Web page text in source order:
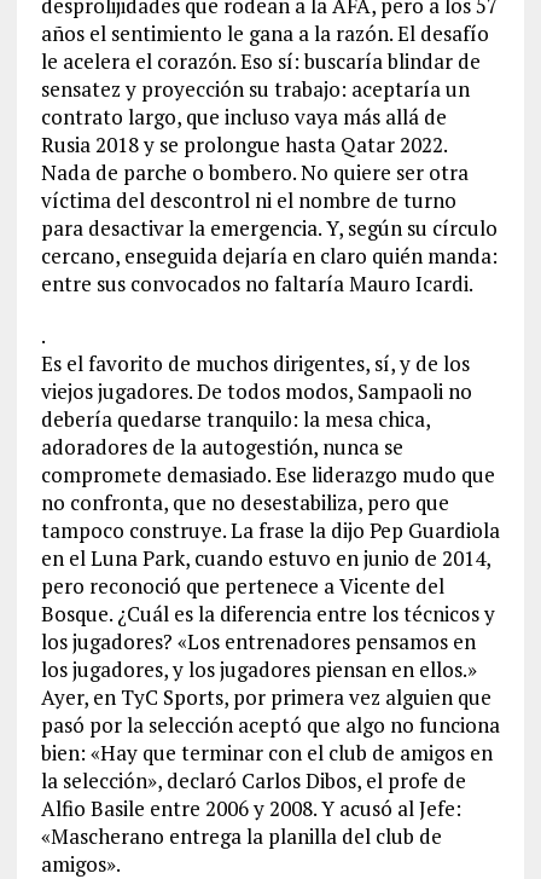
años el sentimiento le gana a la razón. El desafío
le acelera el corazón. Eso sí: buscaría blindar de
sensatez y proyección su trabajo: aceptaría un
contrato largo, que incluso vaya más allá de
Rusia 2018 y se prolongue hasta Qatar 2022.
Nada de parche o bombero. No quiere ser otra
víctima del descontrol ni el nombre de turno
para desactivar la emergencia. Y, según su círculo
cercano, enseguida dejaría en claro quién manda:
entre sus convocados no faltaría Mauro Icardi.
.
Es el favorito de muchos dirigentes, sí, y de los
viejos jugadores. De todos modos, Sampaoli no
debería quedarse tranquilo: la mesa chica,
adoradores de la autogestión, nunca se
compromete demasiado. Ese liderazgo mudo que
no confronta, que no desestabiliza, pero que
tampoco construye. La frase la dijo Pep Guardiola
en el Luna Park, cuando estuvo en junio de 2014,
pero reconoció que pertenece a Vicente del
Bosque. ¿Cuál es la diferencia entre los técnicos y
los jugadores? «Los entrenadores pensamos en
los jugadores, y los jugadores piensan en ellos.»
Ayer, en TyC Sports, por primera vez alguien que
pasó por la selección aceptó que algo no funciona
bien: «Hay que terminar con el club de amigos en
la selección», declaró Carlos Dibos, el profe de
Alfio Basile entre 2006 y 2008. Y acusó al Jefe:
«Mascherano entrega la planilla del club de
amigos».